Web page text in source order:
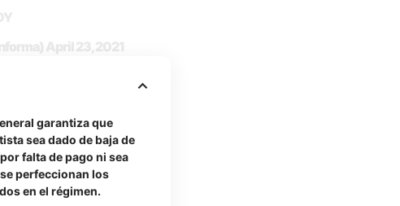
April 23, 2021
garantiza que
sea dado de baja de
falta de pago ni sea
perfeccionan los
en el régimen.